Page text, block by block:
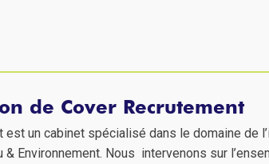
de Cover Recrutement
est un cabinet spécialisé dans le domaine de
& Environnement. Nous intervenons sur